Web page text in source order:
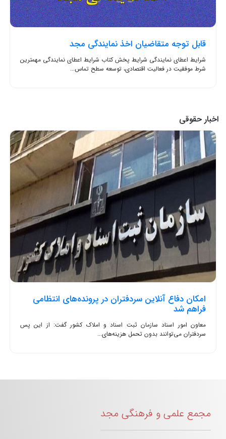
قابل توجه متقاضیان اخذ نمایندگی مجد
شرایط اعطای نمایندگی شرایط پخش کتاب شرایط اعطای نمایندگی مهمترین
شرط موفقیت در فعالیت اقتصادی، توسعه سطح تماس...
اخبار حقوقی
امکان دفاع آنلاین سردفتران در پرونده‌های انتظامی
فراهم شد
معاون امور اسناد سازمان ثبت اسناد و املاک کشور گفت: از این پس
سردفتران می‌توانند بدون تحمل هزینه‌های...
مجمع علمی و فرهنگی مجد